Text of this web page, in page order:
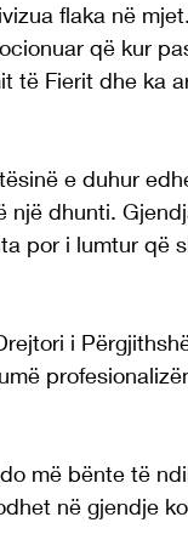
flaka në
që kur
të Fierit dhe ka
e duhur
një dhunti.
por i lumtur që
i
më bënte të
në gjendje